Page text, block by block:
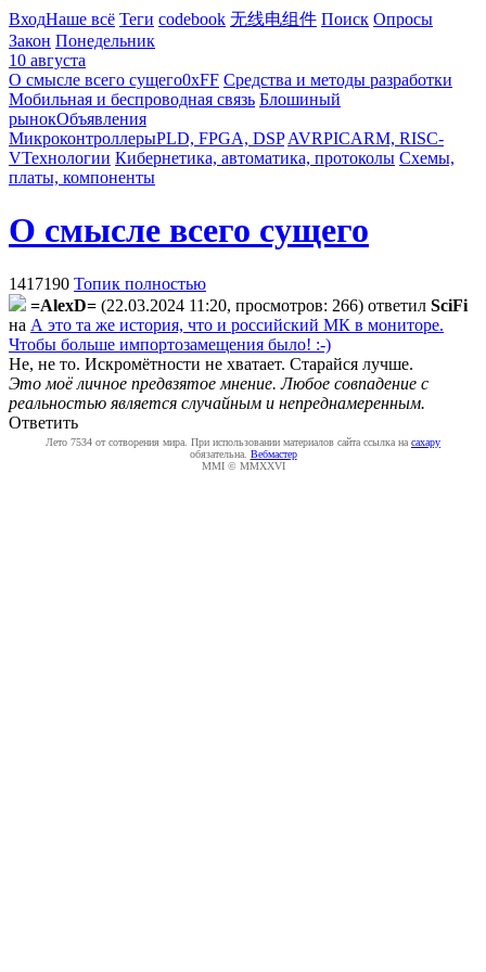
ВходНаше всё Теги codebook 无线电组件 Поиск Опросы
Закон Понедельник
10 августа
О смысле всего сущего0xFF Средства и методы разработки
Мобильная и беспроводная связь Блошиный
рынокОбъявления
МикроконтроллерыPLD, FPGA, DSP AVRPICARM, RISC-
VТехнологии Кибернетика, автоматика, протоколы Схемы,
платы, компоненты
О смысле всего сущего
1417190 Топик полностью
=AlexD= (22.03.2024 11:20, просмотров: 266) ответил SciFi
на А это та же история, что и российский МК в мониторе.
Чтобы больше импортозамещения было! :-)
Не, не то. Искромётности не хватает. Старайся лучше.
Это моё личное предвзятое мнение. Любое совпадение с
реальностью является случайным и непреднамеренным.
Ответить
Лето 7534 от сотворения мира. При использовании материалов сайта ссылка на caxapу
обязательна. Вебмастер
MMI © MMXXVI